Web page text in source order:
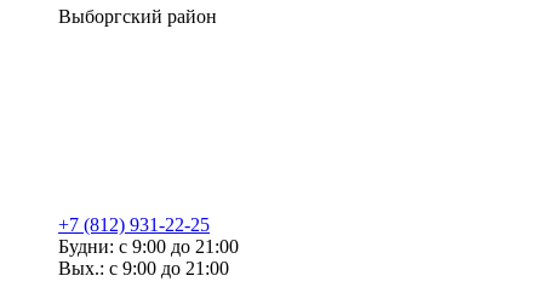
Выборгский район
+7 (812) 931-22-25
Будни: с 9:00 до 21:00
Вых.: с 9:00 до 21:00